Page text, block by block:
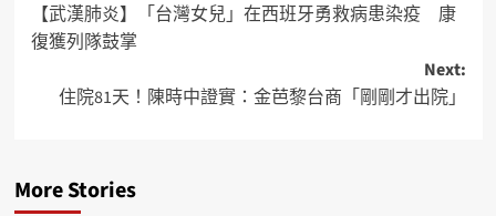
【武漢肺炎】「台灣女兒」在西班牙勇救病患染疫 康
復獲列隊鼓掌
Next:
住院81天！陳時中證實：金芭黎台商「剛剛才出院」
More Stories